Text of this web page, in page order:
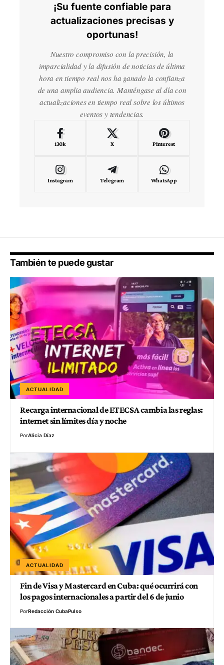
¡Su fuente confiable para
actualizaciones precisas y
oportunas!
Nuestro compromiso con la precisión, la
imparcialidad y la difusión de noticias de última
hora en tiempo real nos ha ganado la confianza
de una amplia audiencia. Manténgase al día con
actualizaciones en tiempo real sobre los últimos
eventos y tendencias.
130k X Pinterest
Instagram Telegram WhatsApp
También te puede gustar
ACTUALIDAD
Recarga internacional de ETECSA cambia las reglas:
internet sin límites día y noche
PorAlicia Díaz
ACTUALIDAD
Fin de Visa y Mastercard en Cuba: qué ocurrirá con
los pagos internacionales a partir del 6 de junio
PorRedacción CubaPulso